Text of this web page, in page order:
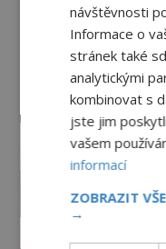
návštěvnosti
Informace o
stránek také
analytickými
kombinovat s
jste jim
vašem
informací
ZOBRAZIT
→